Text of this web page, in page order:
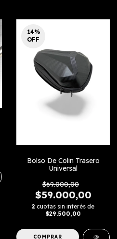
14%
OFF
Bolso De Colin Trasero
Universal
$69.000,00
$59.000,00
2 cuotas sin interés de
$29.500,00